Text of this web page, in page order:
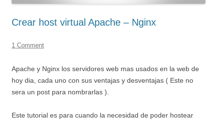
Crear host virtual Apache – Nginx
1 Comment
Apache y Nginx los servidores web mas usados en la web de
hoy dia, cada uno con sus ventajas y desventajas ( Este no
sera un post para nombrarlas ).
Este tutorial es para cuando la necesidad de poder hostear